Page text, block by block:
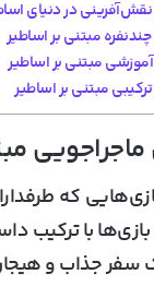
با ترکیب
جذاب و